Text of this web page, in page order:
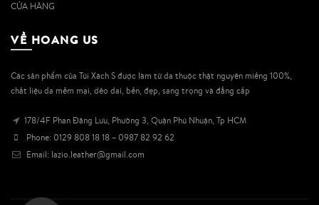
CỬA HÀNG
VỀ HOANG US
Các sản phẩm của Túi Xách S được làm từ da thuộc thật nguyên miếng 100%,
chất liệu da mềm mại, dẻo dai, bền, đẹp, sang trọng và đẳng cấp
178/4F Phan Đăng Lưu, Phường 3, Quận Phú Nhuận, Tp HCM
Phone: 0129 808 18 18 – 0987 82 92 62
Email: lazio.leather@gmail.com